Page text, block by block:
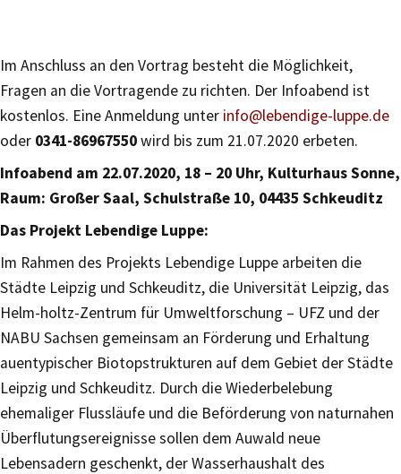
Im Anschluss an den Vortrag besteht die Möglichkeit,
Fragen an die Vortragende zu richten. Der Infoabend ist
kostenlos. Eine Anmeldung unter info@lebendige-luppe.de
oder 0341-86967550wird bis zum 21.07.2020 erbeten.
Infoabend am 22.07.2020, 18 – 20 Uhr, Kulturhaus Sonne,
Raum: Großer Saal, Schulstraße 10, 04435 Schkeuditz
Das Projekt Lebendige Luppe:
Im Rahmen des Projekts Lebendige Luppe arbeiten die
Städte Leipzig und Schkeuditz, die Universität Leipzig, das
Helm-holtz-Zentrum für Umweltforschung – UFZ und der
NABU Sachsen gemeinsam an Förderung und Erhaltung
auentypischer Biotopstrukturen auf dem Gebiet der Städte
Leipzig und Schkeuditz. Durch die Wiederbelebung
ehemaliger Flussläufe und die Beförderung von naturnahen
Überflutungsereignisse sollen dem Auwald neue
Lebensadern geschenkt, der Wasserhaushalt des